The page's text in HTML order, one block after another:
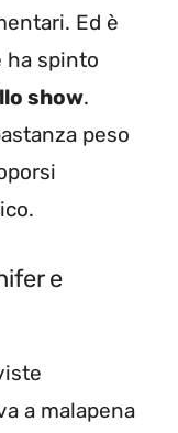
Ed è
ha spinto
show.
peso
e
a malapena